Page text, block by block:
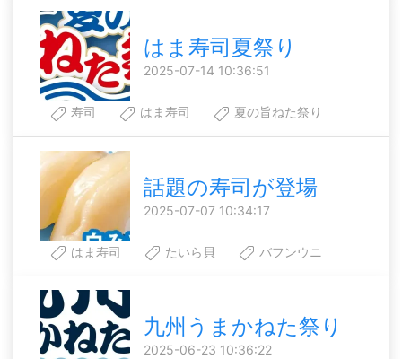
はま寿司夏祭り
2025-07-14 10:36:51
寿司 はま寿司 夏の旨ねた祭り
話題の寿司が登場
2025-07-07 10:34:17
はま寿司 たいら貝 バフンウニ
九州うまかねた祭り
2025-06-23 10:36:22